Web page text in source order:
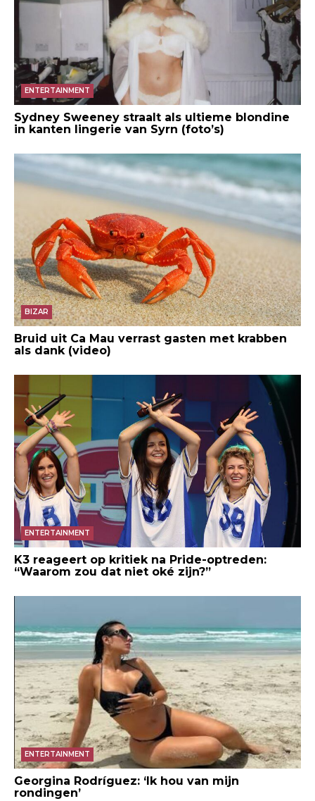
ENTERTAINMENT
Sydney Sweeney straalt als ultieme blondine
in kanten lingerie van Syrn (foto’s)
BIZAR
Bruid uit Ca Mau verrast gasten met krabben
als dank (video)
ENTERTAINMENT
K3 reageert op kritiek na Pride-optreden:
“Waarom zou dat niet oké zijn?”
ENTERTAINMENT
Georgina Rodríguez: ‘Ik hou van mijn
rondingen’